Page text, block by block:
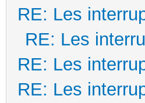
RE: Les
RE: Les
RE: Les
RE: Les